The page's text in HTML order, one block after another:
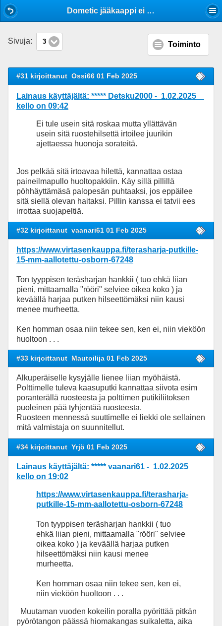
Dometic jääkaappi ei pysy kylmänä
Sivuja: 3 Toiminto
#31 kirjoittanut Ossi66 01 Feb 2025
Lainaus käyttäjältä: ***** Detsku2000 - 1.02.2025
kello on 09:42
Ei tule usein sitä roskaa mutta yllättävän
usein sitä ruostehilsettä irtoilee juurikin
ajettaessa huonoja sorateitä.
Jos pelkää sitä irtoavaa hilettä, kannattaa ostaa
paineilmapullo huoltopakkiin. Käy sillä pillillä
pöhhäyttämäsä palopesän puhtaaksi, jos eppäilee
sitä siellä olevan haitaksi. Pillin kanssa ei tatvii ees
irrottaa suojapeltiä.
#32 kirjoittanut vaanari61 01 Feb 2025
https://www.virtasenkauppa.fi/terasharja-putkille-
15-mm-aallotettu-osborn-67248
Ton tyyppisen teräsharjan hankkii ( tuo ehkä liian
pieni, mittaamalla "rööri" selviee oikea koko ) ja
keväällä harjaa putken hilseettömäksi niin kausi
menee murheetta.
Ken homman osaa niin tekee sen, ken ei, niin vieköön
huoltoon . . .
#33 kirjoittanut Mautoilija 01 Feb 2025
Alkuperäiselle kysyjälle lienee liian myöhäistä.
Polttimelle tuleva kaasuputki kannattaa siivota esim
poranterällä ruosteesta ja polttimen putikiliitoksen
puoleinen pää tyhjentää ruosteesta.
Ruosteen mennessä suuttimelle ei liekki ole sellainen
mitä valmistaja on suunnitellut.
#34 kirjoittanut Yrjö 01 Feb 2025
Lainaus käyttäjältä: ***** vaanari61 - 1.02.2025
kello on 19:02
https://www.virtasenkauppa.fi/terasharja-
putkille-15-mm-aallotettu-osborn-67248
Ton tyyppisen teräsharjan hankkii ( tuo
ehkä liian pieni, mittaamalla "rööri" selviee
oikea koko ) ja keväällä harjaa putken
hilseettömäksi niin kausi menee
murheetta.
Ken homman osaa niin tekee sen, ken ei,
niin vieköön huoltoon . . .
Muutaman vuoden kokeilin poralla pyörittää pitkän
pyörötangon päässä hiomakangas suikaletta, aika